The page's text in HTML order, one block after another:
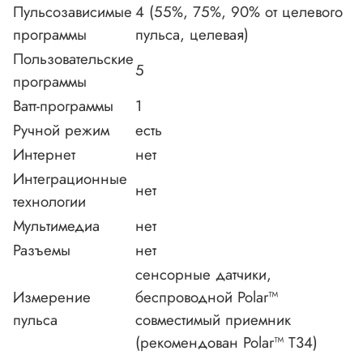
Пульсозависимые
программы
4 (55%, 75%, 90% от целевого
пульса, целевая)
Пользовательские
программы
5
Ватт-программы
1
Ручной режим
есть
Интернет
нет
Интеграционные
технологии
нет
Мультимедиа
нет
Разъемы
нет
Измерение
пульса
сенсорные датчики,
беспроводной Polar™
совместимый приемник
(рекомендован Polar™ T34)